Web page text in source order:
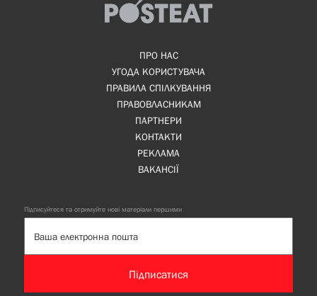
ПРО НАС
УГОДА КОРИСТУВАЧА
ПРАВИЛА СПІЛКУВАННЯ
ПРАВОВЛАСНИКАМ
ПАРТНЕРИ
КОНТАКТИ
РЕКЛАМА
ВАКАНСІЇ
Підписуйтеся та отримуйте нові матеріали першими
Підписатися